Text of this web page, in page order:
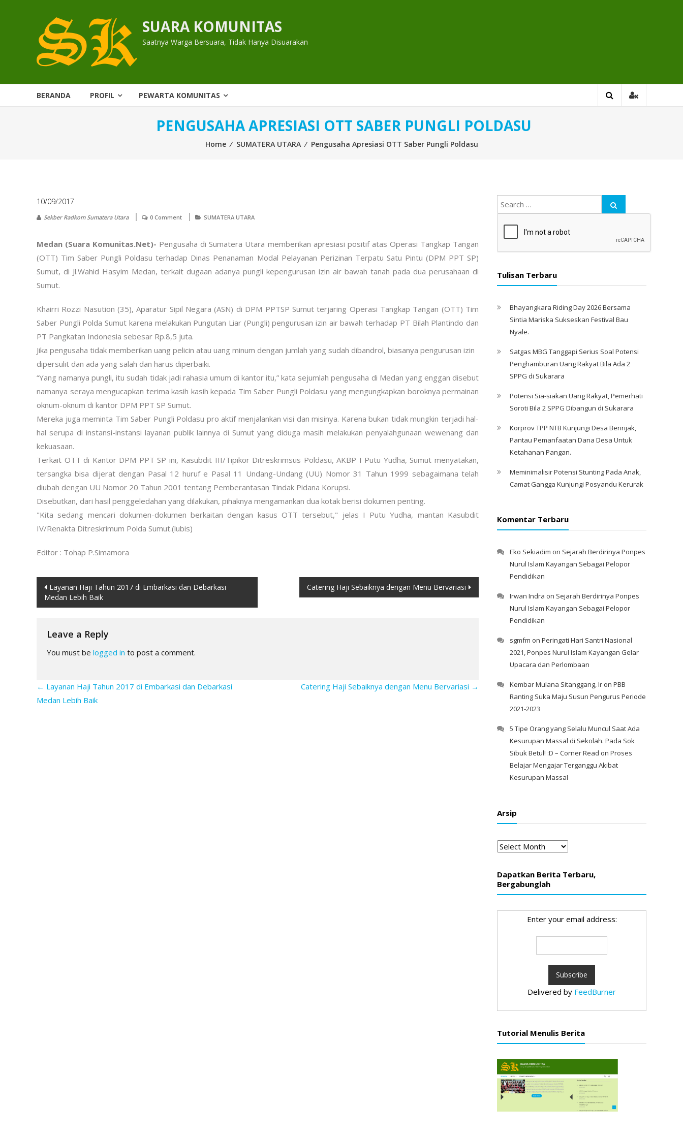
SUARA KOMUNITAS
Saatnya Warga Bersuara, Tidak Hanya Disuarakan
BERANDA PROFIL PEWARTA KOMUNITAS
PENGUSAHA APRESIASI OTT SABER PUNGLI POLDASU
Home ⁄ SUMATERA UTARA ⁄ Pengusaha Apresiasi OTT Saber Pungli Poldasu
10/09/2017
Sekber Radkom Sumatera Utara 0 Comment SUMATERA UTARA
Medan (Suara Komunitas.Net)- Pengusaha di Sumatera Utara memberikan apresiasi positif atas Operasi Tangkap Tangan
(OTT) Tim Saber Pungli Poldasu terhadap Dinas Penanaman Modal Pelayanan Perizinan Terpatu Satu Pintu (DPM PPT SP)
Sumut, di Jl.Wahid Hasyim Medan, terkait dugaan adanya pungli kepengurusan izin air bawah tanah pada dua perusahaan di
Sumut.
Khairri Rozzi Nasution (35), Aparatur Sipil Negara (ASN) di DPM PPTSP Sumut terjaring Operasi Tangkap Tangan (OTT) Tim
Saber Pungli Polda Sumut karena melakukan Pungutan Liar (Pungli) pengurusan izin air bawah terhadap PT Bilah Plantindo dan
PT Pangkatan Indonesia sebesar Rp.8,5 juta.
Jika pengusaha tidak memberikan uang pelicin atau uang minum dengan jumlah yang sudah dibandrol, biasanya pengurusan izin
dipersulit dan ada yang salah dan harus diperbaiki.
“Yang namanya pungli, itu sudah tidak jadi rahasia umum di kantor itu,” kata sejumlah pengusaha di Medan yang enggan disebut
namanya seraya mengucapkan terima kasih kasih kepada Tim Saber Pungli Poldasu yang mengungkapkan boroknya permainan
oknum-oknum di kantor DPM PPT SP Sumut.
Mereka juga meminta Tim Saber Pungli Poldasu pro aktif menjalankan visi dan misinya. Karena bukan tidak mungkin terjadi hal-
hal serupa di instansi-instansi layanan publik lainnya di Sumut yang diduga masih melakukan penyalahgunaan wewenang dan
kekuasaan.
Terkait OTT di Kantor DPM PPT SP ini, Kasubdit III/Tipikor Ditreskrimsus Poldasu, AKBP I Putu Yudha, Sumut menyatakan,
tersangka bisa dijerat dengan Pasal 12 huruf e Pasal 11 Undang-Undang (UU) Nomor 31 Tahun 1999 sebagaimana telah
diubah dengan UU Nomor 20 Tahun 2001 tentang Pemberantasan Tindak Pidana Korupsi.
Disebutkan, dari hasil penggeledahan yang dilakukan, pihaknya mengamankan dua kotak berisi dokumen penting.
"Kita sedang mencari dokumen-dokumen berkaitan dengan kasus OTT tersebut," jelas I Putu Yudha, mantan Kasubdit
IV/Renakta Ditreskrimum Polda Sumut.(lubis)
Editor : Tohap P.Simamora
Post
navigation
Layanan Haji Tahun 2017 di Embarkasi dan Debarkasi
Medan Lebih Baik
Catering Haji Sebaiknya dengan Menu Bervariasi
Leave a Reply
You must be logged in to post a comment.
← Layanan Haji Tahun 2017 di Embarkasi dan Debarkasi
Medan Lebih Baik
Catering Haji Sebaiknya dengan Menu Bervariasi →
Tulisan Terbaru
Bhayangkara Riding Day 2026 Bersama
Sintia Mariska Sukseskan Festival Bau
Nyale. ‎
Satgas MBG Tanggapi Serius Soal Potensi
Penghamburan Uang Rakyat Bila Ada 2
SPPG di Sukarara
Potensi Sia-siakan Uang Rakyat, Pemerhati
Soroti Bila 2 SPPG Dibangun di Sukarara
Korprov TPP NTB Kunjungi Desa Beririjak,
Pantau Pemanfaatan Dana Desa Untuk
Ketahanan Pangan.
Meminimalisir Potensi Stunting Pada Anak,
Camat Gangga Kunjungi Posyandu Kerurak
Komentar Terbaru
Eko Sekiadim on Sejarah Berdirinya Ponpes
Nurul Islam Kayangan Sebagai Pelopor
Pendidikan
Irwan Indra on Sejarah Berdirinya Ponpes
Nurul Islam Kayangan Sebagai Pelopor
Pendidikan
sgmfm on Peringati Hari Santri Nasional
2021, Ponpes Nurul Islam Kayangan Gelar
Upacara dan Perlombaan
Kembar Mulana Sitanggang, Ir on PBB
Ranting Suka Maju Susun Pengurus Periode
2021-2023
5 Tipe Orang yang Selalu Muncul Saat Ada
Kesurupan Massal di Sekolah. Pada Sok
Sibuk Betul! :D – Corner Read on Proses
Belajar Mengajar Terganggu Akibat
Kesurupan Massal
Arsip
Arsip
Dapatkan Berita Terbaru,
Bergabunglah
Enter your email address:
Delivered by FeedBurner
Tutorial Menulis Berita